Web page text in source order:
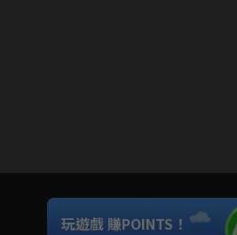
Unmute
如有不便請見諒
玩遊戲 賺POINTS！